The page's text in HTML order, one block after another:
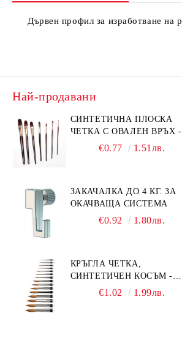
Дървен профил за изработване на
Най-продавани
СИНТЕТИЧНА ПЛОСКА
ЧЕТКА С ОВАЛЕН ВРЪХ -
GIOCONDA 273 - №1/8
€0.77 1.51лв.
ЗАКАЧАЛКА ДО 4 КГ. ЗА
ОКАЧВАЩА СИСТЕМА
€0.92 1.80лв.
КРЪГЛА ЧЕТКА,
СИНТЕТИЧЕН КОСЪМ -
MILLENIUM 211 - №0
€1.02 1.99лв.